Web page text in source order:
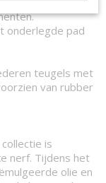
onderlegde pad
teugels met
van rubber
is
nerf. Tijdens het
olie en